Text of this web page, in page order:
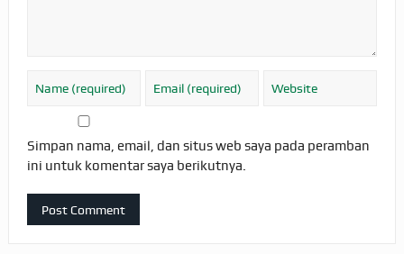
Simpan nama, email, dan situs web saya pada peramban
ini untuk komentar saya berikutnya.